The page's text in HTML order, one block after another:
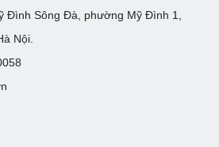
Đình Sông Đà, phường Mỹ Đình 1,
Nội.